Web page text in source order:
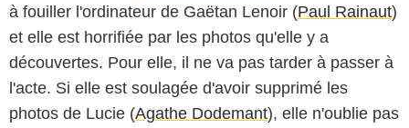
à fouiller l'ordinateur de Gaëtan Lenoir (Paul Rainaut)
et elle est horrifiée par les photos qu'elle y a
découvertes. Pour elle, il ne va pas tarder à passer à
l'acte. Si elle est soulagée d'avoir supprimé les
photos de Lucie (Agathe Dodemant), elle n'oublie pas